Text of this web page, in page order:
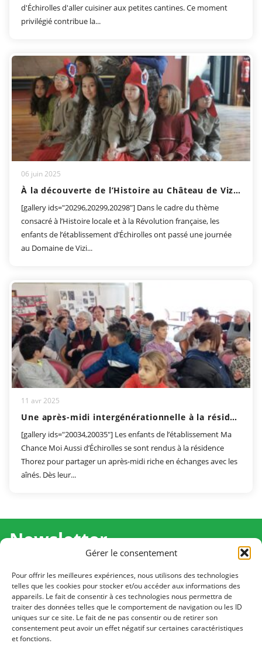
Gérer le consentement
Pour offrir les meilleures expériences, nous utilisons des technologies
telles que les cookies pour stocker et/ou accéder aux informations des
appareils. Le fait de consentir à ces technologies nous permettra de
traiter des données telles que le comportement de navigation ou les ID
uniques sur ce site. Le fait de ne pas consentir ou de retirer son
consentement peut avoir un effet négatif sur certaines caractéristiques
et fonctions.
d'Échirolles d'aller cuisiner aux petites cantines. Ce moment
privilégié contribue la...
06 juin 2025
À la découverte de l’Histoire au Château de Vizille
[gallery ids="20296,20299,20298"] Dans le cadre du thème
consacré à l’Histoire locale et à la Révolution française, les
enfants de l’établissement d’Échirolles ont passé une journée
au Domaine de Vizi...
11 avr 2025
Une après-midi intergénérationnelle à la résidence Maurice Thorez
[gallery ids="20034,20035"] Les enfants de l’établissement Ma
Chance Moi Aussi d’Échirolles se sont rendus à la résidence
Thorez pour partager un après-midi riche en échanges avec les
aînés. Dès leur...
Newsletter
Recevez l'actualité de Ma Chance Moi Aussi pour en
savoir plus sur nos temps forts et nos résultats.
Cliquez pour vous inscrire